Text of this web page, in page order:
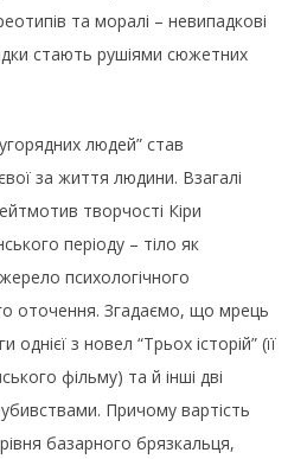
та моралі – невипадкові
стають рушіями сюжетних
людей” став
за життя людини. Взагалі
творчості Кіри
періоду – тіло як
психологічного
оточення. Згадаємо, що мрець
однієї з новел “Трьох історій” (її
фільму) та й інші дві
Причому вартість
базарного брязкальця,